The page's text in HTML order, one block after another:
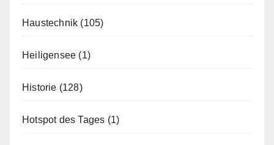
Haustechnik (105)
Heiligensee (1)
Historie (128)
Hotspot des Tages (1)